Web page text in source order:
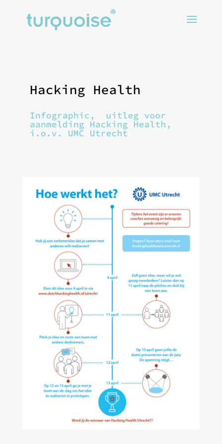
Hacking Health
Infographic, uitleg voor
aanmelding Hacking Health,
i.o.v. UMC Utrecht